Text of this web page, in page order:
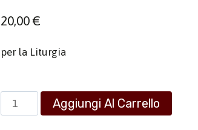
20,00€
per la Liturgia
Canti
Monodici
Aggiungi Al Carrello